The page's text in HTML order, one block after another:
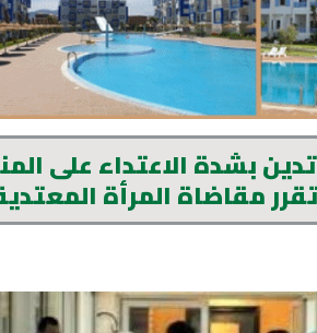
بشدة الاعتداء على
مقاضاة المرأة